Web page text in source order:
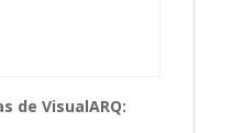
de VisualARQ: